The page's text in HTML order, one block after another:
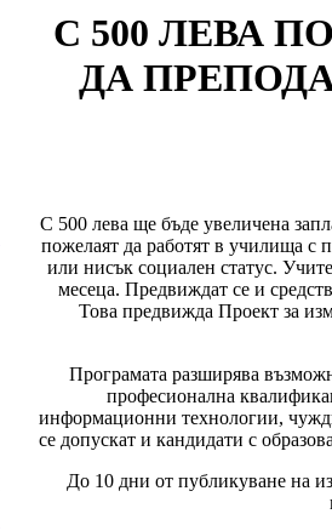
С 500 ЛЕВА
ДА
С 500 лева ще бъде увеличена
пожелаят да работят в училища с
или нисък социален статус.
месеца. Предвиждат се и
Това предвижда Проект за
Програмата разширява
професионална
информационни технологии,
се допускат и кандидати с
До 10 дни от публикуване на